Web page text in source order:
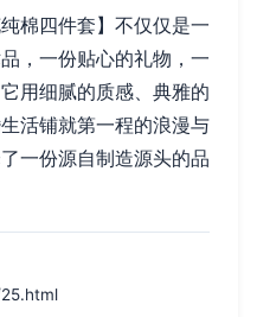
棉四件套】不仅仅是一
，一份贴心的礼物，一
用细腻的质感、典雅的
活铺就第一程的浪漫与
一份源自制造源头的品